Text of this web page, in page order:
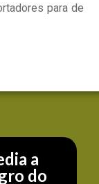
para de
a
do